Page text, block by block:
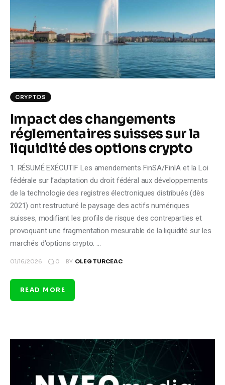
Markets
Tech
CRYPTOS
Impact des changements
réglementaires suisses sur la
liquidité des options crypto
1. RÉSUMÉ EXÉCUTIF Les amendements FinSA/FinIA et la Loi
fédérale sur l’adaptation du droit fédéral aux développements
de la technologie des registres électroniques distribués (dès
2021) ont restructuré le paysage des actifs numériques
suisses, modifiant les profils de risque des contreparties et
provoquant une fragmentation mesurable de la liquidité sur les
marchés d'options crypto. …
01/16/2026 0 BY OLEG TURCEAC
READ MORE